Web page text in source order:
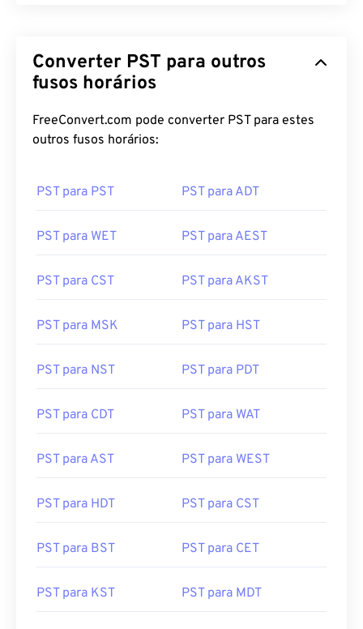
Converter PST para outros
fusos horários
FreeConvert.com pode converter PST para estes
outros fusos horários:
PST para PST PST para ADT
PST para WET PST para AEST
PST para CST PST para AKST
PST para MSK PST para HST
PST para NST PST para PDT
PST para CDT PST para WAT
PST para AST PST para WEST
PST para HDT PST para CST
PST para BST PST para CET
PST para KST PST para MDT